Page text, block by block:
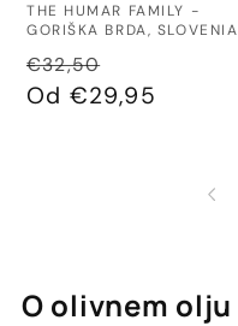
Ponudnik:
THE HUMAR FAMILY -
GORIŠKA BRDA, SLOVENIA
Redna
cena
€32,50
cena
Od €29,95
O olivnem olju